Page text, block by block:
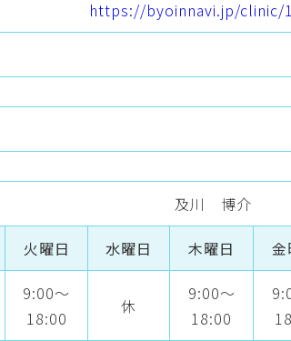
https://byoinnavi.jp/clinic/
及川 博介
火曜日 水曜日 木曜日 金
9:00～
18:00
休
9:00～
18:00